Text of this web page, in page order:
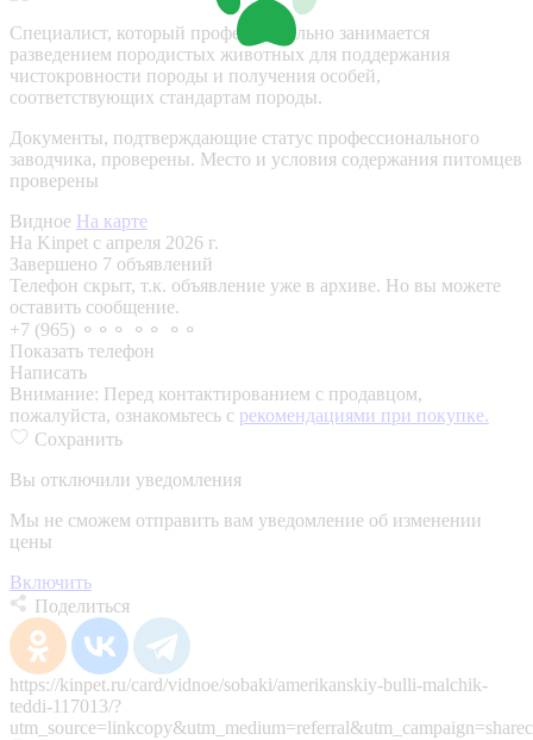
Специалист, который профессионально занимается
разведением породистых животных для поддержания
чистокровности породы и получения особей,
соответствующих стандартам породы.
Документы, подтверждающие статус профессионального
заводчика, проверены. Место и условия содержания питомцев
проверены
Видное На карте
На Kinpet c апреля 2026 г.
Завершено 7 объявлений
Телефон скрыт, т.к. объявление уже в архиве. Но вы можете
оставить сообщение.
+7 (965) ⚬⚬⚬ ⚬⚬ ⚬⚬
Показать телефон
Написать
Внимание: Перед контактированием с продавцом,
пожалуйста, ознакомьтесь с рекомендациями при покупке.
Сохранить
Вы отключили уведомления
Мы не сможем отправить вам уведомление об изменении
цены
Включить
Поделиться
https://kinpet.ru/card/vidnoe/sobaki/amerikanskiy-bulli-malchik-
teddi-117013/?